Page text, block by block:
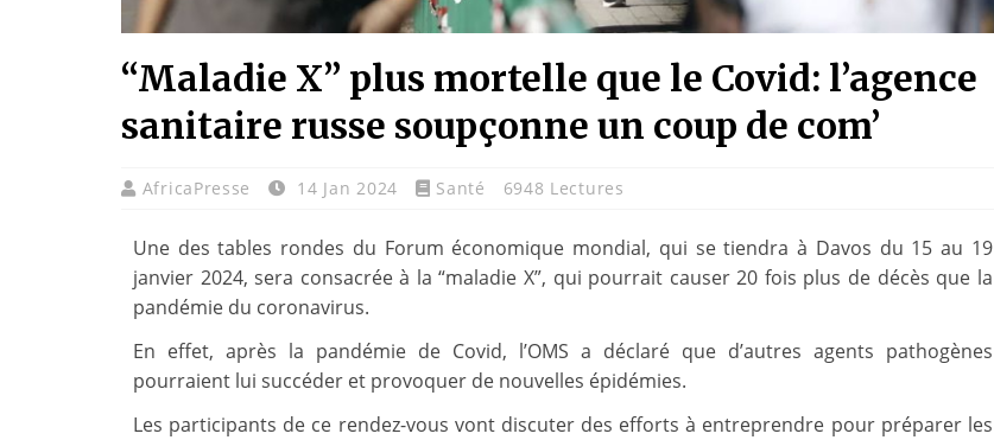
“Maladie X” plus mortelle que le Covid: l’agence
sanitaire russe soupçonne un coup de com’
AfricaPresse 14 Jan 2024 Santé 6948 Lectures
Une des tables rondes du Forum économique mondial, qui se tiendra à Davos du 15 au 19
janvier 2024, sera consacrée à la “maladie X”, qui pourrait causer 20 fois plus de décès que la
pandémie du coronavirus.
En effet, après la pandémie de Covid, l’OMS a déclaré que d’autres agents pathogènes
pourraient lui succéder et provoquer de nouvelles épidémies.
Les participants de ce rendez-vous vont discuter des efforts à entreprendre pour préparer les